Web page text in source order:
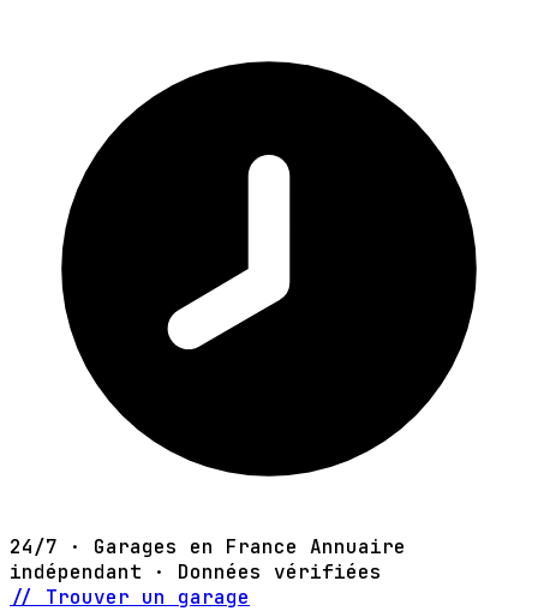
24/7 · Garages en France Annuaire
indépendant · Données vérifiées
// Trouver un garage